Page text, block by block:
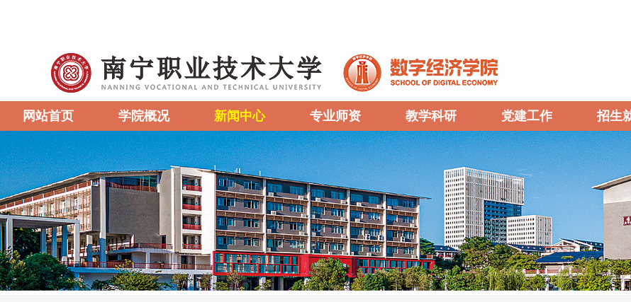
网站首页 学院概况 新闻中心 专业师资 教学科研 党建工作 招生